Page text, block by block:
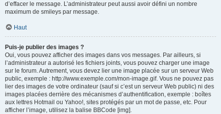
d’effacer le message. L’administrateur peut aussi avoir défini un nombre
maximum de smileys par message.
Haut
Puis-je publier des images ?
Oui, vous pouvez afficher des images dans vos messages. Par ailleurs, si
l’administrateur a autorisé les fichiers joints, vous pouvez charger une image
sur le forum. Autrement, vous devez lier une image placée sur un serveur Web
public, exemple : http://www.exemple.com/mon-image.gif. Vous ne pouvez pas
lier des images de votre ordinateur (sauf si c’est un serveur Web public) ni des
images placées derrière des mécanismes d’authentification, exemple : boîtes
aux lettres Hotmail ou Yahoo!, sites protégés par un mot de passe, etc. Pour
afficher l’image, utilisez la balise BBCode [img].